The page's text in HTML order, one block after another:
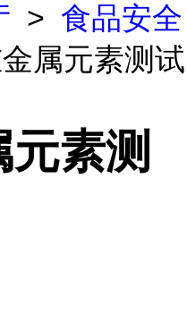
> 食品安全
属元素测试
素测